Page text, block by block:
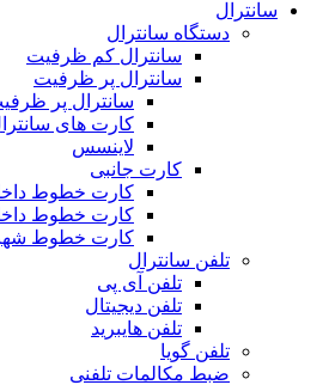
سانترال
دستگاه سانترال
سانترال کم ظرفیت
سانترال پر ظرفیت
سانترال پر
کارت های
لاینسس
کارت جانبی
کارت خطوط
کارت خطوط
کارت خطوط
تلفن سانترال
تلفن آی پی
تلفن دیجیتال
تلفن هایبرید
تلفن گویا
ضبط مکالمات تلفنی